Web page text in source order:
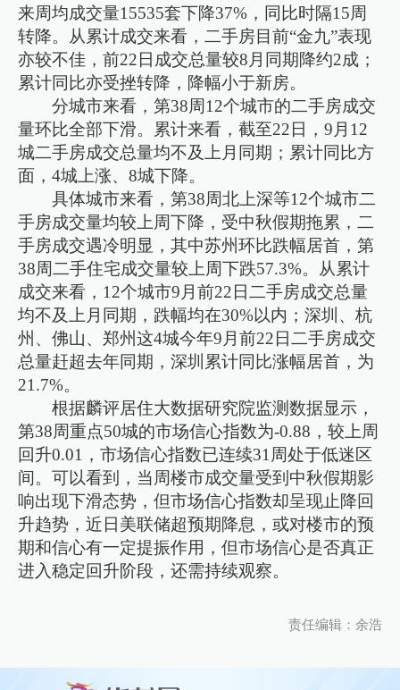
来周均成交量15535套下降37%，同比时隔15周
转降。从累计成交来看，二手房目前“金九”表现
亦较不佳，前22日成交总量较8月同期降约2成；
累计同比亦受挫转降，降幅小于新房。
分城市来看，第38周12个城市的二手房成交
量环比全部下滑。累计来看，截至22日，9月12
城二手房成交总量均不及上月同期；累计同比方
面，4城上涨、8城下降。
具体城市来看，第38周北上深等12个城市二
手房成交量均较上周下降，受中秋假期拖累，二
手房成交遇冷明显，其中苏州环比跌幅居首，第
38周二手住宅成交量较上周下跌57.3%。从累计
成交来看，12个城市9月前22日二手房成交总量
均不及上月同期，跌幅均在30%以内；深圳、杭
州、佛山、郑州这4城今年9月前22日二手房成交
总量赶超去年同期，深圳累计同比涨幅居首，为
21.7%。
根据麟评居住大数据研究院监测数据显示，
第38周重点50城的市场信心指数为-0.88，较上周
回升0.01，市场信心指数已连续31周处于低迷区
间。可以看到，当周楼市成交量受到中秋假期影
响出现下滑态势，但市场信心指数却呈现止降回
升趋势，近日美联储超预期降息，或对楼市的预
期和信心有一定提振作用，但市场信心是否真正
进入稳定回升阶段，还需持续观察。
责任编辑：余浩